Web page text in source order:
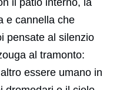
il patio interno, la
e cannella che
pensate al silenzio
al tramonto:
essere umano in